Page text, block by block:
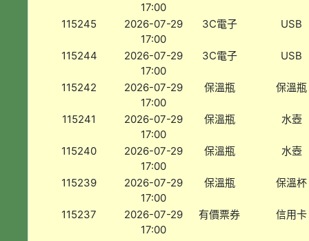
17:00
115245
2026-07-29
17:00
3C電子 USB
115244
2026-07-29
17:00
3C電子 USB
115242
2026-07-29
17:00
保溫瓶 保溫瓶
115241
2026-07-29
17:00
保溫瓶 水壺
115240
2026-07-29
17:00
保溫瓶 水壺
115239
2026-07-29
17:00
保溫瓶 保溫杯
115237
2026-07-29
17:00
有價票券 信用卡